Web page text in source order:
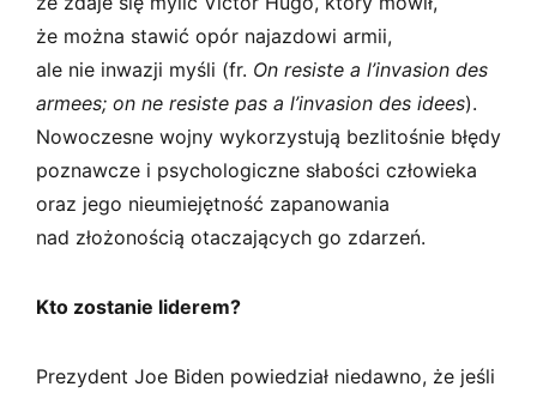
że można stawić opór najazdowi armii,
ale nie inwazji myśli (fr. On resiste a l’invasion des
armees; on ne resiste pas a l’invasion des idees).
Nowoczesne wojny wykorzystują bezlitośnie błędy
poznawcze i psychologiczne słabości człowieka
oraz jego nieumiejętność zapanowania
nad złożonością otaczających go zdarzeń.
Kto zostanie liderem?
Prezydent Joe Biden powiedział niedawno, że jeśli